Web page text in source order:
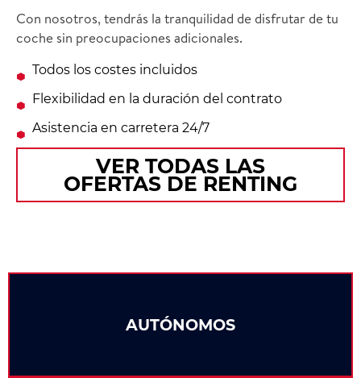
Con nosotros, tendrás la tranquilidad de disfrutar de tu
coche sin preocupaciones adicionales.
Todos los costes incluidos
Flexibilidad en la duración del contrato
Asistencia en carretera 24/7
VER TODAS LAS
OFERTAS DE RENTING
AUTÓNOMOS